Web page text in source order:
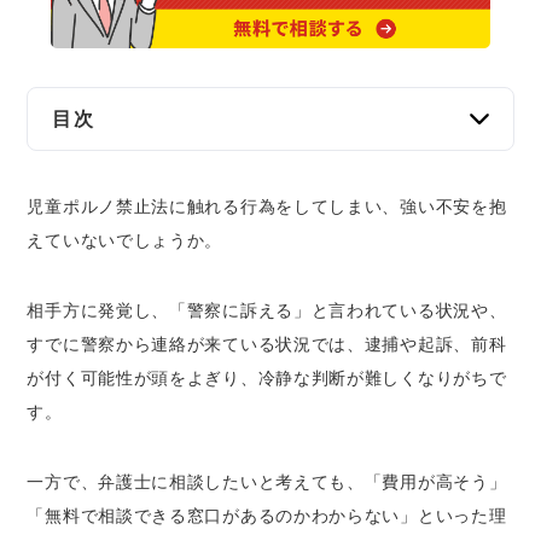
資金調達
企業法務
目次
料で相談できる窓口はある？
児童ポルノ禁止法違反を弁護士に無料で相談
ベンナビ刑事事件なら弁護士への無料相談が
できる法律事務所を簡単に探せる
児童ポルノ禁止法違反の対応を弁護士に相談・
てもらえる
長期的な身柄拘束を回避できる可能性が高ま
児童ポルノ禁止法に触れる行為をしてしまい、強い不安を抱
えていないでしょうか。
相手方に発覚し、「警察に訴える」と言われている状況や、
すでに警察から連絡が来ている状況では、逮捕や起訴、前科
が付く可能性が頭をよぎり、冷静な判断が難しくなりがちで
す。
一方で、弁護士に相談したいと考えても、「費用が高そう」
「無料で相談できる窓口があるのかわからない」といった理